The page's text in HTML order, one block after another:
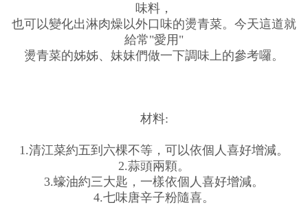
味料，
也可以變化出淋肉燥以外口味的燙青菜。今天這道就
給常"愛用"
燙青菜的姊姊、妹妹們做一下調味上的參考囉。
材料:
1.清江菜約五到六棵不等，可以依個人喜好增減。
2.蒜頭兩顆。
3.蠔油約三大匙，一樣依個人喜好增減。
4.七味唐辛子粉隨喜。